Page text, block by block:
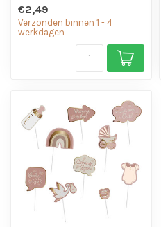
€2,49
Verzonden binnen 1 - 4
werkdagen